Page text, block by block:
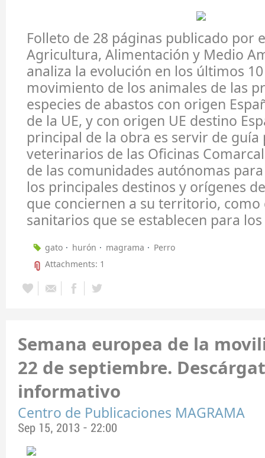
Folleto de 28 páginas publicado por
Agricultura, Alimentación y Medio
analiza la evolución en los últimos
movimiento de los animales de las
especies de abastos con origen
de la UE, y con origen UE destino
principal de la obra es servir de guía
veterinarios de las Oficinas
de las comunidades autónomas
los principales destinos y orígenes
que conciernen a su territorio,
sanitarios que se establecen para
gato hurón magrama
Perro
Attachments: 1
Semana europea de la
22 de septiembre.
informativo
Centro de Publicaciones MAGRAMA
Sep 15, 2013 - 22:00